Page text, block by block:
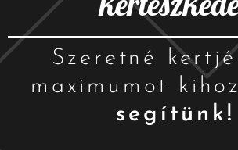
Szeretné
maximumot
segítünk!